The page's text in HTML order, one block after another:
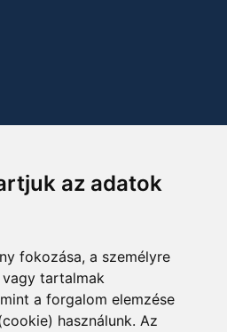
az adatok
fokozása, a személyre
tartalmak
a forgalom elemzése
használunk. Az